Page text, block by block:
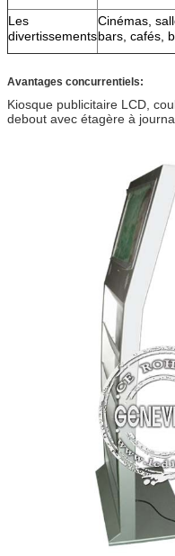
Les
divertissements
Cinémas,
bars, cafés,
Avantages concurrentiels:
Kiosque publicitaire LCD,
debout avec étagère à